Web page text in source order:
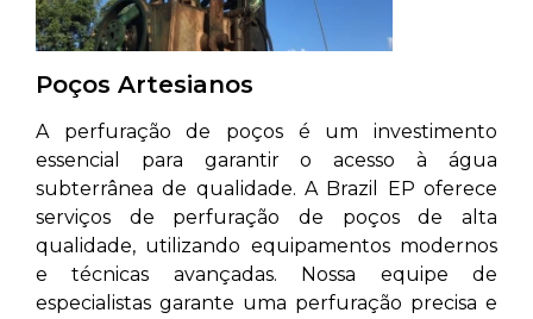
Poços Artesianos
A perfuração de poços é um investimento
essencial para garantir o acesso à água
subterrânea de qualidade. A Brazil EP oferece
serviços de perfuração de poços de alta
qualidade, utilizando equipamentos modernos
e técnicas avançadas. Nossa equipe de
especialistas garante uma perfuração precisa e